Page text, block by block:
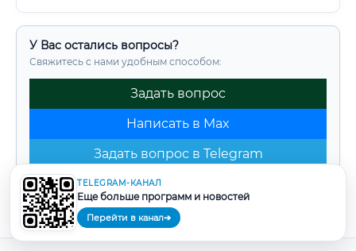
У Вас остались вопросы?
Свяжитесь с нами удобным способом:
Задать вопрос
Написать в Max
Задать вопрос в Telegram
TELEGRAM-КАНАЛ
Еще больше программ и новостей
Перейти в канал➔